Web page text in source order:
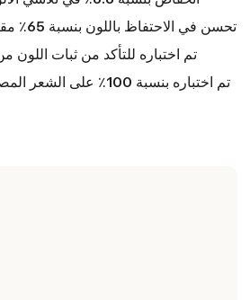
تحسن في الاحتفاظ باللون بنسبة 65٪
تم اختباره للتأكد من ثبات اللون من خلال
تم اختباره بنسبة 100٪
على الشعر